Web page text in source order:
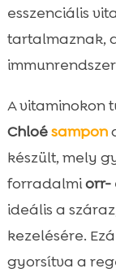
esszenciális
tartalmaznak,
A vitaminokon
Chloésampon
készült, mely
forradalmiorr-
ideális a
kezelésére.
gyorsítva a